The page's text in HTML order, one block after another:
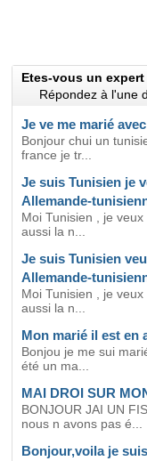
Etes-vous un expert
Répondez à l'une
Je ve me marié
Bonjour chui un
france je tr...
Je suis Tunisien je
Allemande-
Moi Tunisien , je
aussi la n...
Je suis Tunisien
Allemande-
Moi Tunisien , je
aussi la n...
Mon marié il est en
Bonjou je me sui
été un ma...
MAI DROI SUR
BONJOUR JAI UN
nous n avons pas é...
Bonjour,voila je